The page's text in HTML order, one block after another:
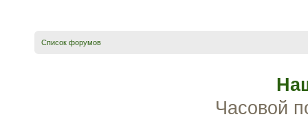
Список форумов
Часовой